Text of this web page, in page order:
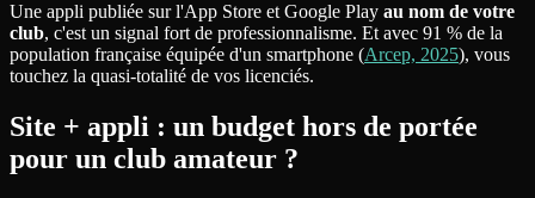
Une appli publiée sur l'App Store et Google Play au nom de votre
club, c'est un signal fort de professionnalisme. Et avec 91 % de la
population française équipée d'un smartphone (Arcep, 2025), vous
touchez la quasi-totalité de vos licenciés.
Site + appli : un budget hors de portée
pour un club amateur ?